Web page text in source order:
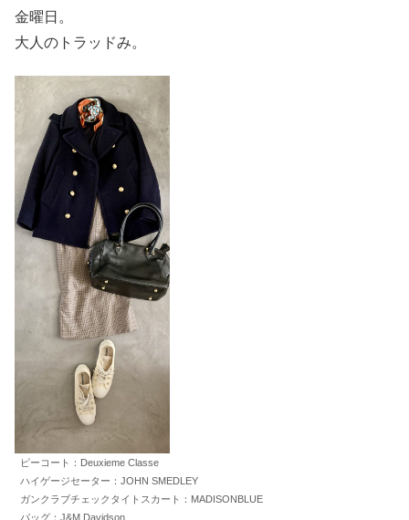
金曜日。
大人のトラッドみ。
ピーコート：Deuxieme Classe
ハイゲージセーター：JOHN SMEDLEY
ガンクラブチェックタイトスカート：MADISONBLUE
バッグ：J&M Davidson